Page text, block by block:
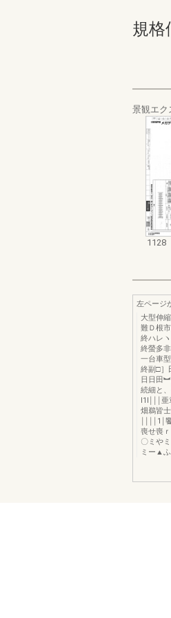
規格
景観エ
1128
左ページ
大型伸
難Ｄ根
終ハレ
終螢多
一台車
終副□］
日日田
続細と
l1l￨￨￨
畑鵜皆
￨￨￨￨1
喪せ喪
〇ミや
ミー▲